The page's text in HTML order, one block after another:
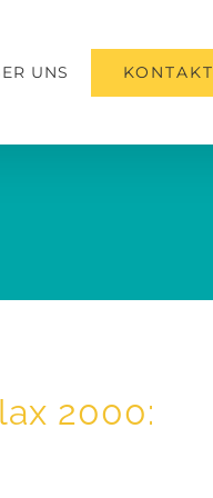
UNS KONTAKT
2000: